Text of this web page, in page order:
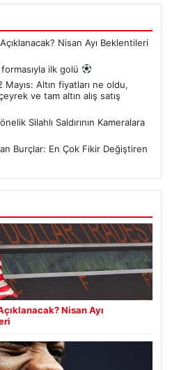
Nisan Ayı Beklentileri
ilk golü
Mayıs: Altın fiyatları ne oldu,
ve tam altın alış satış
Silahlı Saldırının Kameralara
Burçlar: En Çok Fikir Değiştiren
Nisan Ayı